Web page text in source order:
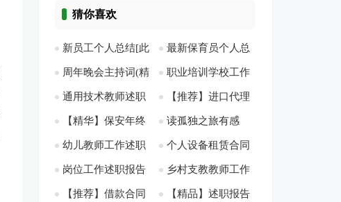
猜你喜欢
新员工个人总结[此
文共2583字]
最新保育员个人总
结[此文共13753字]
周年晚会主持词(精
选多篇)[此文共6910
字]
职业培训学校工作
总结3篇[此文共5333
字]
通用技术教师述职
报告[此文共3478字]
【推荐】进口代理
合同[此文共22060
字]
【精华】保安年终
总结5篇[此文共8559
字]
读孤独之旅有感
（通用4篇）[此文共
2999字]
幼儿教师工作述职
报告汇编5篇[此文共
7507字]
个人设备租赁合同
(12篇)[此文共18318
字]
岗位工作述职报告
集合15篇[此文共
乡村支教教师工作
总结[此文共4990字]
【推荐】借款合同 【精品】述职报告